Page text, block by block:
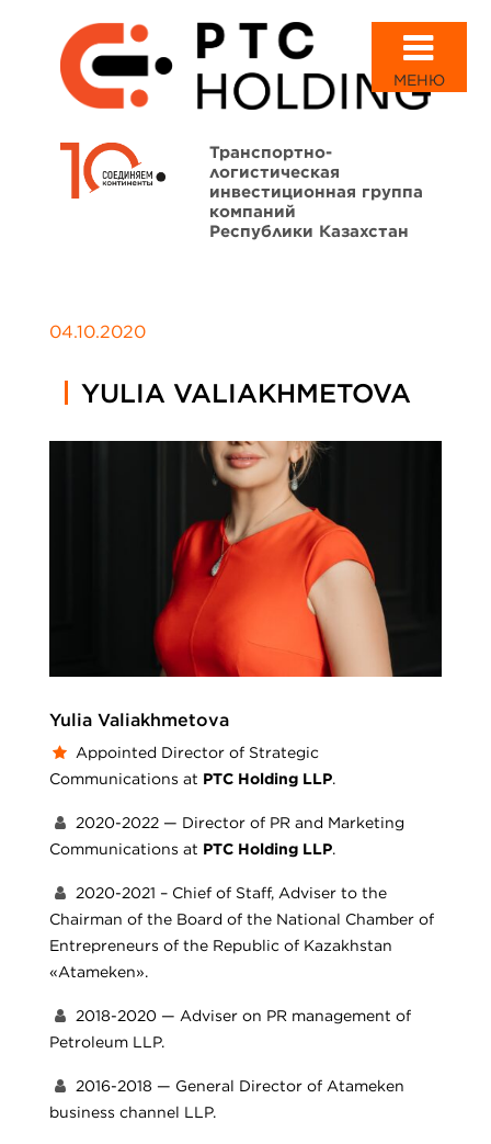
МЕНЮ
Транспортно-
логистическая
инвестиционная группа
компаний
Республики Казахстан
04.10.2020
YULIA VALIAKHMETOVA
Yulia Valiakhmetova
Appointed Director of Strategic
Communications at PTC Holding LLP.
2020-2022 — Director of PR and Marketing
Communications at PTC Holding LLP.
2020-2021 – Chief of Staff, Adviser to the
Chairman of the Board of the National Chamber of
Entrepreneurs of the Republic of Kazakhstan
«Atameken».
2018-2020 — Adviser on PR management of
Petroleum LLP.
2016-2018 — General Director of Atameken
business channel LLP.